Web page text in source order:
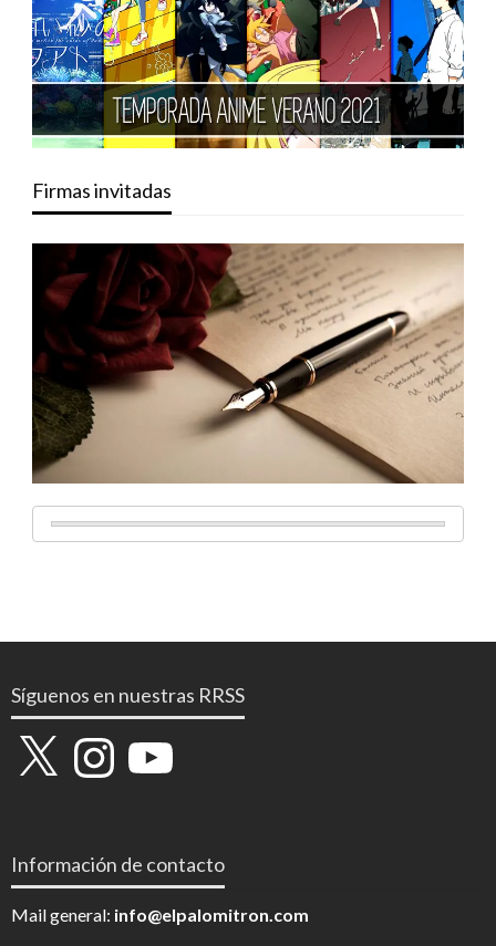
Firmas invitadas
Síguenos en nuestras RRSS
X InstagramYouTube
Información de contacto
Mail general: info@elpalomitron.com